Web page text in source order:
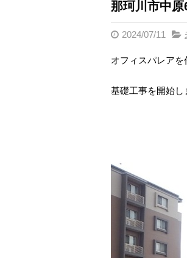
那珂川市中
2024/07/11
オフィスパレア
基礎工事を開始し